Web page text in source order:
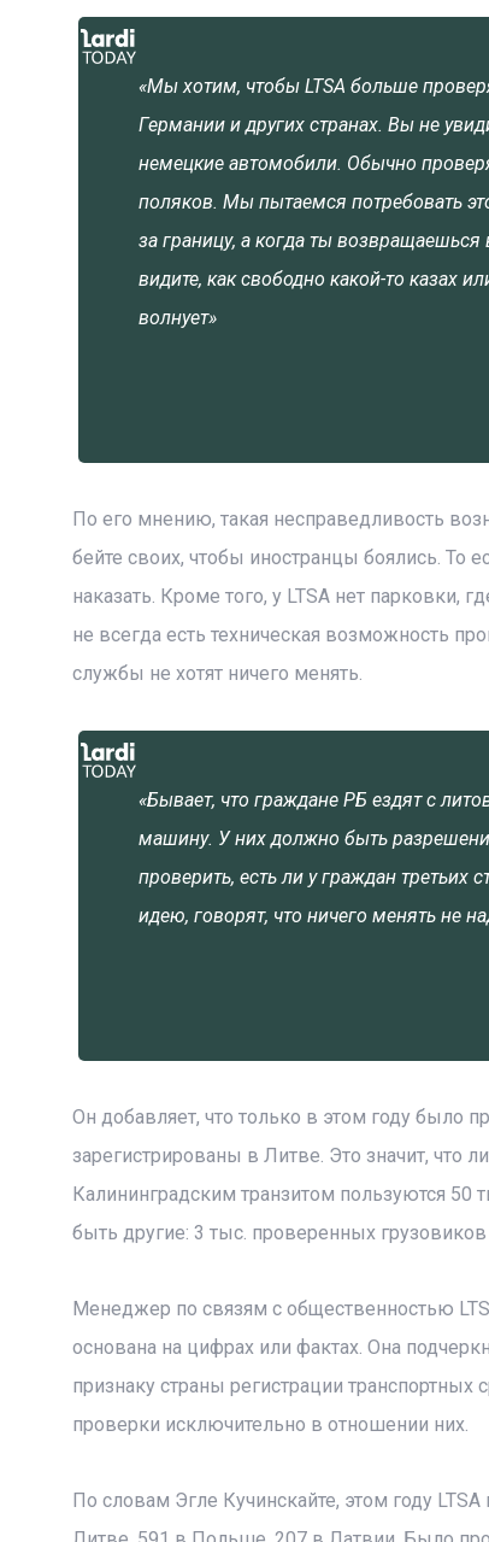
«Мы хотим, чтобы LTSA больше
Германии и других странах. Вы не
немецкие автомобили. Обычно
поляков. Мы пытаемся потребовать
за границу, а когда ты возвращаешься
видите, как свободно какой-то казах
волнует»
По его мнению, такая несправедливость
бейте своих, чтобы иностранцы боялись. То
наказать. Кроме того, у LTSA нет
не всегда есть техническая возможность
службы не хотят ничего менять.
«Бывает, что граждане РБ ездят с
машину. У них должно быть
проверить, есть ли у граждан третьих
идею, говорят, что ничего менять не
Он добавляет, что только в этом году было
зарегистрированы в Литве. Это значит, что
Калининградским транзитом пользуются
быть другие: 3 тыс. проверенных
Менеджер по связям с общественностью
основана на цифрах или фактах. Она
признаку страны регистрации
проверки исключительно в отношении них.
По словам Эгле Кучинскайте, этом году